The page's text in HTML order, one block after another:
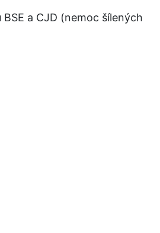
a CJD (nemoc šílených